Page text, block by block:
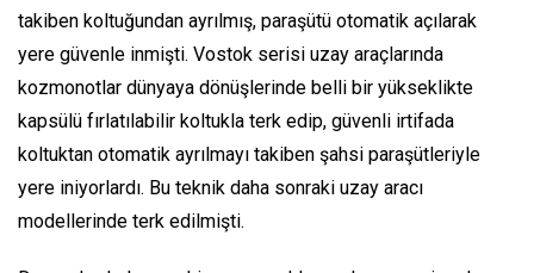
takiben koltuğundan ayrılmış, paraşütü otomatik açılarak
yere güvenle inmişti. Vostok serisi uzay araçlarında
kozmonotlar dünyaya dönüşlerinde belli bir yükseklikte
kapsülü fırlatılabilir koltukla terk edip, güvenli irtifada
koltuktan otomatik ayrılmayı takiben şahsi paraşütleriyle
yere iniyorlardı. Bu teknik daha sonraki uzay aracı
modellerinde terk edilmişti.